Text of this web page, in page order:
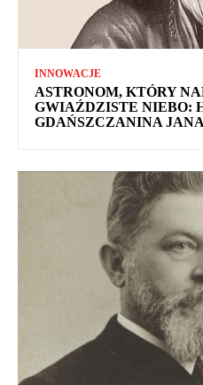
INNOWACJE
ASTRONOM, KTÓRY
GWIAŹDZISTE NIEBO:
GDAŃSZCZANINA